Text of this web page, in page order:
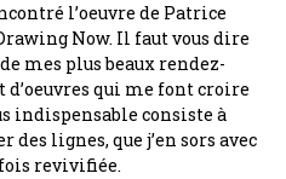
l’oeuvre de Patrice
Now. Il faut vous dire
mes plus beaux rendez-
d’oeuvres qui me font croire
indispensable consiste à
des lignes, que j’en sors avec
revivifiée.